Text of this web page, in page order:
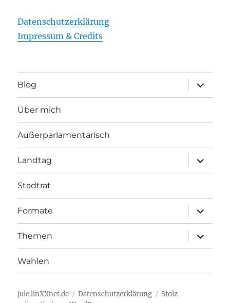
Datenschutzerklärung
Impressum & Credits
Blog
öffnen
Über mich
Außerparlamentarisch
Landtag
öffnen
Stadtrat
Formate
öffnen
Themen
öffnen
Wahlen
jule.linXXnet.de Datenschutzerklärung
Stolz